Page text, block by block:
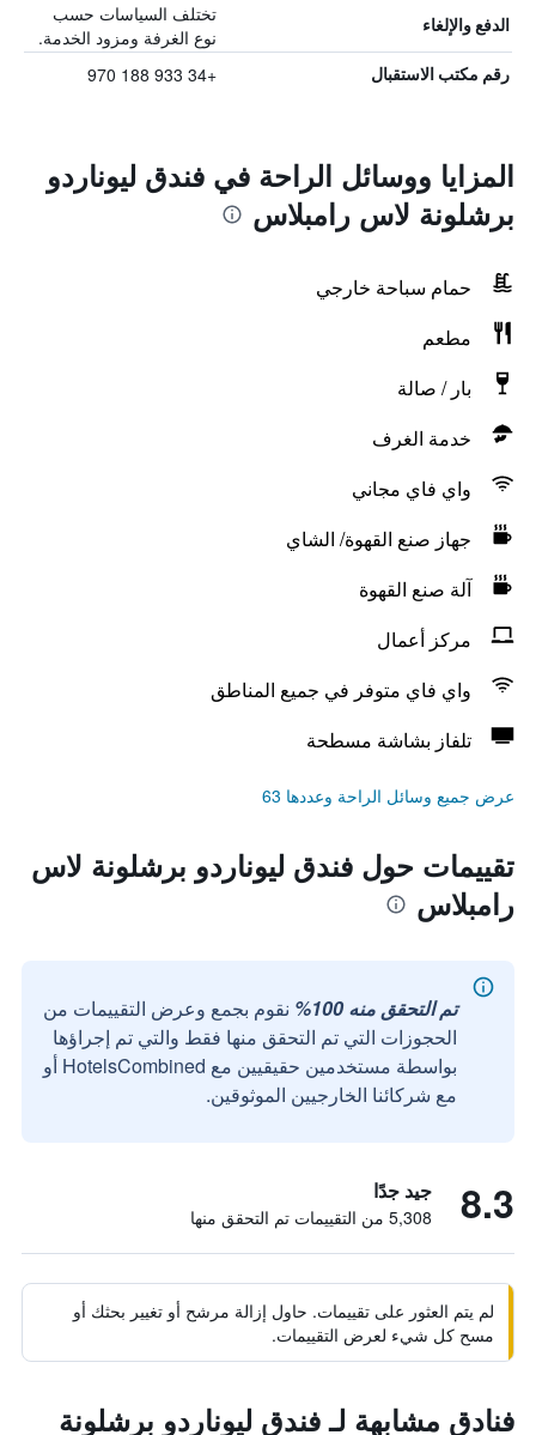
الدفع والإلغاء
تختلف السياسات حسب
نوع الغرفة ومزود الخدمة.
رقم مكتب الاستقبال +34 933 188 970
المزايا ووسائل الراحة في فندق ليوناردو
برشلونة لاس رامبلاس
حمام سباحة خارجي
مطعم
بار / صالة
خدمة الغرف
واي فاي مجاني
جهاز صنع القهوة/ الشاي
آلة صنع القهوة
مركز أعمال
واي فاي متوفر في جميع المناطق
تلفاز بشاشة مسطحة
عرض جميع وسائل الراحة وعددها 63
تقييمات حول فندق ليوناردو برشلونة لاس
رامبلاس
تم التحقق منه 100%
نقوم بجمع وعرض التقييمات من
الحجوزات التي تم التحقق منها فقط والتي تم إجراؤها
بواسطة مستخدمين حقيقيين مع HotelsCombined أو
مع شركائنا الخارجيين الموثوقين.
8.3 جيد جدًا
5,308 من التقييمات تم التحقق منها
لم يتم العثور على تقييمات. حاول إزالة مرشح أو تغيير بحثك أو
مسح كل شيء لعرض التقييمات.
فنادق مشابهة لـ فندق ليوناردو برشلونة